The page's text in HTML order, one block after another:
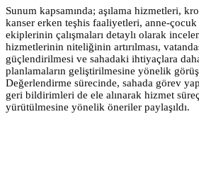
Sunum kapsamında; aşılama hizmetleri,
kanser erken teşhis faaliyetleri, anne-çocuk
ekiplerinin çalışmaları detaylı olarak
hizmetlerinin niteliğinin artırılması,
güçlendirilmesi ve sahadaki ihtiyaçlara
planlamaların geliştirilmesine yönelik
Değerlendirme sürecinde, sahada görev
geri bildirimleri de ele alınarak hizmet
yürütülmesine yönelik öneriler paylaşıldı.